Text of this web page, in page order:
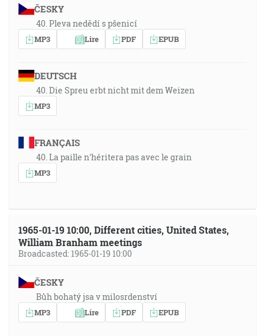
ČESKY
40. Pleva nedědí s pšenicí
MP3 Lire PDF EPUB
DEUTSCH
40. Die Spreu erbt nicht mit dem Weizen
MP3
FRANÇAIS
40. La paille n'héritera pas avec le grain
MP3
1965-01-19 10:00, Different cities, United States,
William Branham meetings
Broadcasted: 1965-01-19 10:00
ČESKY
Bůh bohatý jsa v milosrdenství
MP3 Lire PDF EPUB